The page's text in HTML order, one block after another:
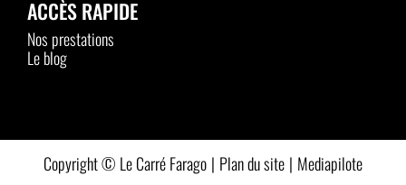
ACCÈS RAPIDE
Nos prestations
Le blog
Plan du site Mediapilote